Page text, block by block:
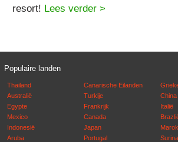
resort! Lees verder >
Populaire landen
Thailand
Australië
Egypte
Mexico
Indonesië
Aruba
Canarische Eilanden
Turkije
Frankrijk
Canada
Japan
Portugal
China
Italië